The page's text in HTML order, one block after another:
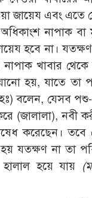
জায়েয এবং এতে
নাপাক
হবে না।
খাবার
হয়, যাতে তা
বলেন, যেসব পশু-
(জালালা), নবী
করেছেন।
যতক্ষণ না তা
হালাল হয়ে যায়